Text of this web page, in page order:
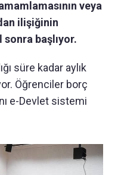
veya
ilişiğinin
sonra başlıyor.
süre kadar aylık
Öğrenciler borç
e-Devlet sistemi